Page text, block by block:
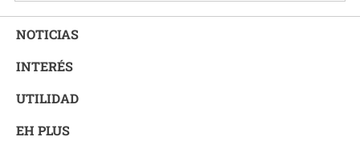
NOTICIAS
INTERÉS
UTILIDAD
EH PLUS